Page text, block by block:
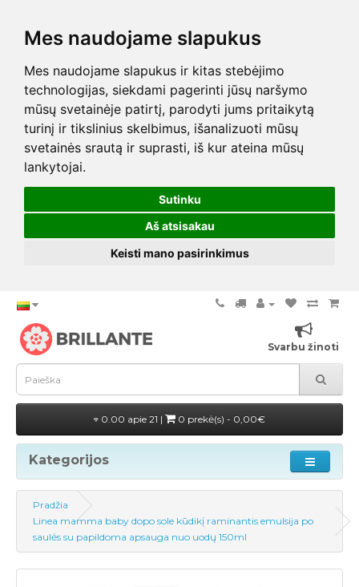
Mes naudojame slapukus
Mes naudojame slapukus ir kitas stebėjimo
technologijas, siekdami pagerinti jūsų naršymo
mūsų svetainėje patirtį, parodyti jums pritaikytą
turinį ir tikslinius skelbimus, išanalizuoti mūsų
svetainės srautą ir suprasti, iš kur ateina mūsų
lankytojai.
Sutinku
Aš atsisakau
Keisti mano pasirinkimus
Svarbu žinoti
0.00 apie 21 | 0 prekė(s) - 0,00€
Kategorijos
Pradžia
Linea mamma baby dopo sole kūdikį raminantis emulsija po
saulės su papildoma apsauga nuo uodų 150ml